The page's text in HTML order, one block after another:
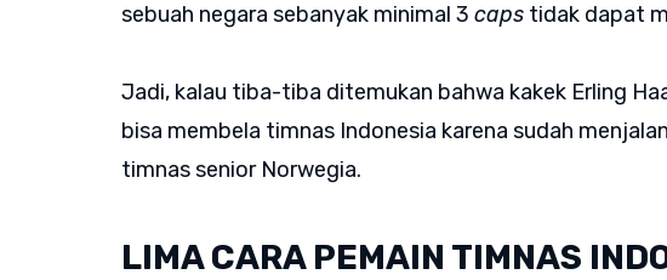
sebuah negara sebanyak minimal 3 caps tidak dapat
Jadi, kalau tiba-tiba ditemukan bahwa kakek Erling
bisa membela timnas Indonesia karena sudah
timnas senior Norwegia.
LIMA CARA PEMAIN TIMNAS